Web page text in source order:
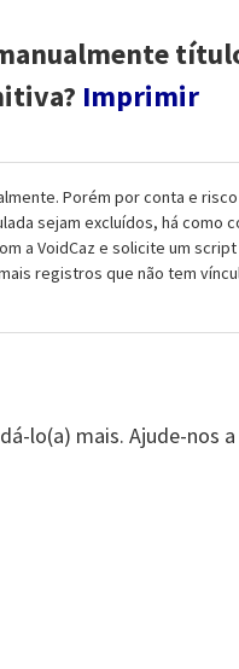
Imprimir
Porém por conta e
sejam excluídos, há como
a VoidCaz e solicite um
registros que não tem
lo(a) mais. Ajude-nos